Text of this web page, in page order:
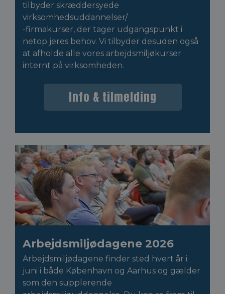
tilbyder skræddersyede
virksomhedsuddannelser/
-firmakurser, der tager udgangspunkt i
netop jeres behov. Vi tilbyder desuden også
at afholde alle vores arbejdsmiljøkurser
internt på virksomheden.
Info & tilmelding
Arbejdsmiljødagene 2026
Arbejdsmiljødagene finder sted hvert år i
juni i både København og Aarhus og gælder
som den supplerende